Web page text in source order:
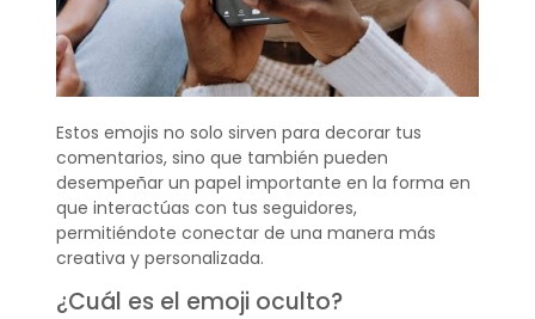
Estos emojis no solo sirven para decorar tus
comentarios, sino que también pueden
desempeñar un papel importante en la forma en
que interactúas con tus seguidores,
permitiéndote conectar de una manera más
creativa y personalizada.
¿Cuál es el emoji oculto?